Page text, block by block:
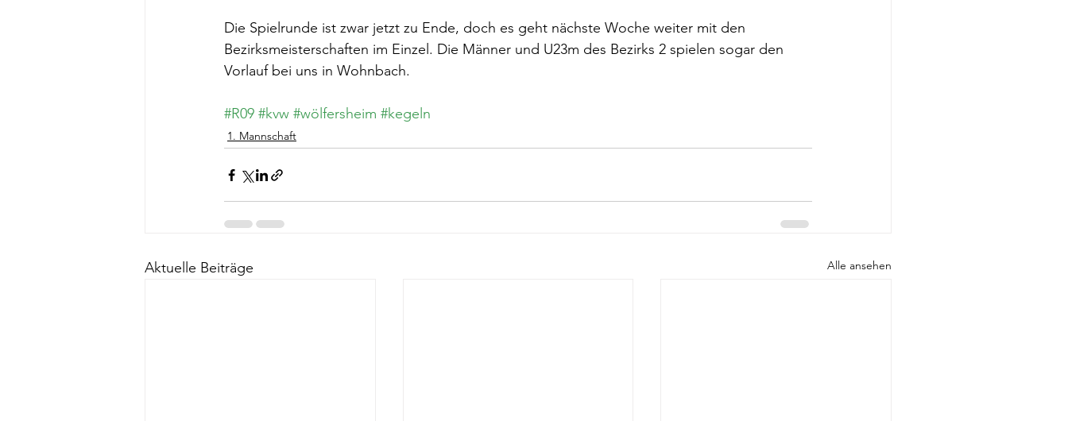
Die Spielrunde ist zwar jetzt zu Ende, doch es geht nächste Woche weiter mit den
Bezirksmeisterschaften im Einzel. Die Männer und U23m des Bezirks 2 spielen sogar den
Vorlauf bei uns in Wohnbach.
#R09 #kvw #wölfersheim #kegeln
1. Mannschaft
Aktuelle Beiträge Alle ansehen